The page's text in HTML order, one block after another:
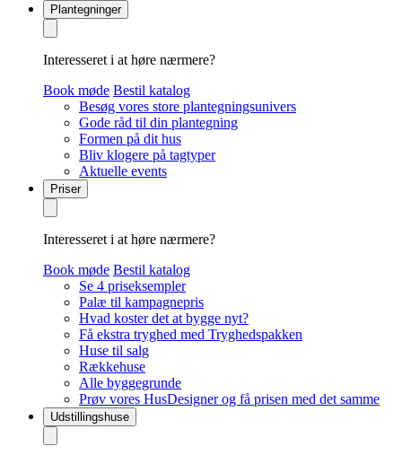
Plantegninger
Interesseret i at høre nærmere?
Book møde Bestil katalog
Besøg vores store plantegningsunivers
Gode råd til din plantegning
Formen på dit hus
Bliv klogere på tagtyper
Aktuelle events
Priser
Interesseret i at høre nærmere?
Book møde Bestil katalog
Se 4 priseksempler
Palæ til kampagnepris
Hvad koster det at bygge nyt?
Få ekstra tryghed med Tryghedspakken
Huse til salg
Rækkehuse
Alle byggegrunde
Prøv vores HusDesigner og få prisen med det samme
Udstillingshuse